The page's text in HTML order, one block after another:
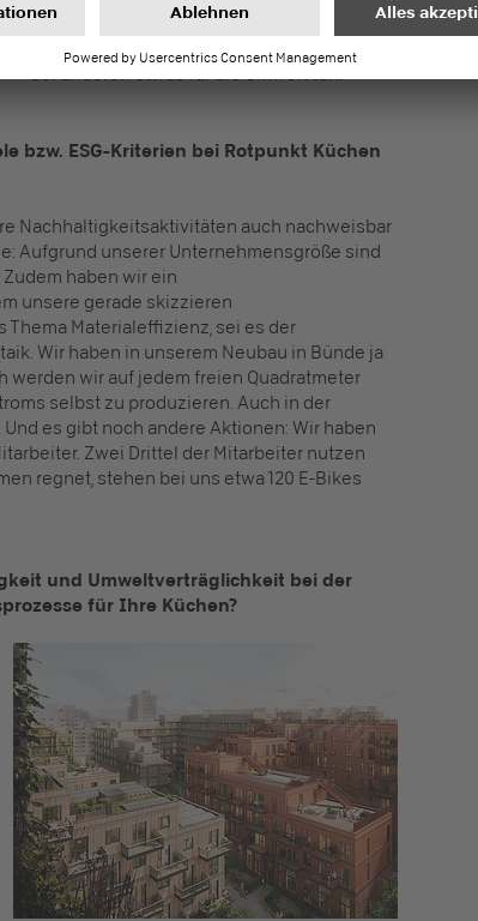
wahrnehmen – also auf der einen Seite ein
sicher, verlässlicher Arbeitgeber sein, auf
der anderen etwas für die Umwelt tun.
bzw. ESG-Kriterien bei Rotpunkt Küchen
Nachhaltigkeitsaktivitäten auch nachweisbar
Aufgrund unserer Unternehmensgröße sind
haben wir ein
unsere gerade skizzieren
Thema Materialeffizienz, sei es der
Wir haben in unserem Neubau in Bünde ja
werden wir auf jedem freien Quadratmeter
selbst zu produzieren. Auch in der
es gibt noch andere Aktionen: Wir haben
Zwei Drittel der Mitarbeiter nutzen
regnet, stehen bei uns etwa 120 E-Bikes
und Umweltverträglichkeit bei der
für Ihre Küchen?